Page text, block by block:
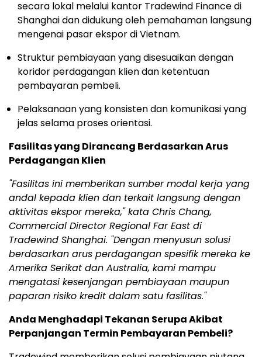
secara lokal melalui kantor Tradewind Finance di
Shanghai dan didukung oleh pemahaman langsung
mengenai pasar ekspor di Vietnam.
Struktur pembiayaan yang disesuaikan dengan
koridor perdagangan klien dan ketentuan
pembayaran pembeli.
Pelaksanaan yang konsisten dan komunikasi yang
jelas selama proses orientasi.
Fasilitas yang Dirancang Berdasarkan Arus
Perdagangan Klien
"Fasilitas ini memberikan sumber modal kerja yang
andal kepada klien dan terkait langsung dengan
aktivitas ekspor mereka," kata Chris Chang,
Commercial Director Regional Far East di
Tradewind Shanghai. "Dengan menyusun solusi
berdasarkan arus perdagangan spesifik mereka ke
Amerika Serikat dan Australia, kami mampu
mengatasi kesenjangan pembiayaan maupun
paparan risiko kredit dalam satu fasilitas."
Anda Menghadapi Tekanan Serupa Akibat
Perpanjangan Termin Pembayaran Pembeli?